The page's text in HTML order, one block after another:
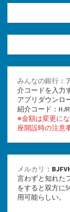
みんなの銀行 ：
介コードを入力
アプリダウンロ
紹介コード：
※金額は変更に
座開設時の注意
メルカリ ：
言わずと知れた
をすると双方に
用可能らしい。